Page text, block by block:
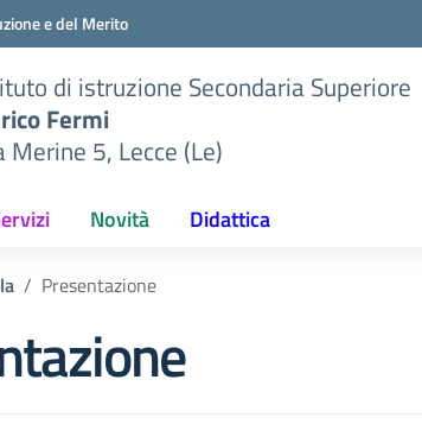
e del Merito
di istruzione Secondaria Superiore
Fermi
Merine 5, Lecce (Le)
Novità Didattica
Presentazione